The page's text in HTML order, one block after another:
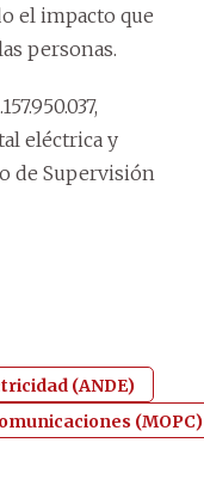
el impacto que
personas.
eléctrica y
de Supervisión
(ANDE)
(MOPC)